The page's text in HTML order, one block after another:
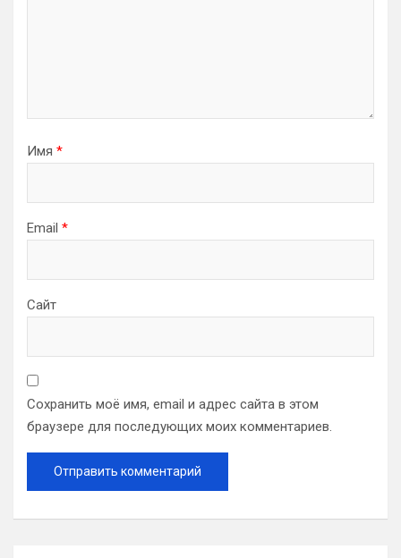
Имя *
Email *
Сайт
Сохранить моё имя, email и адрес сайта в этом
браузере для последующих моих комментариев.